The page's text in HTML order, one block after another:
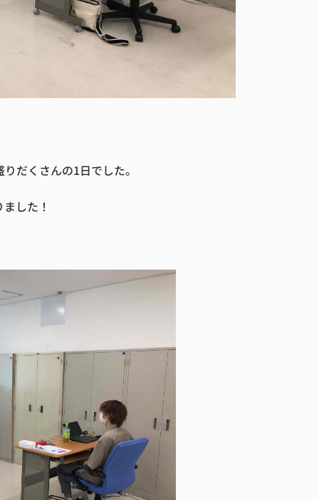
だくさんの1日でした。
した！